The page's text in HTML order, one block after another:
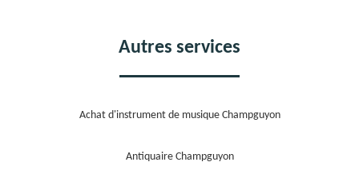
Autres services
Achat d'instrument de musique Champguyon
Antiquaire Champguyon